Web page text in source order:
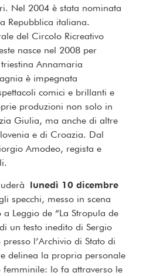
Nel 2004 è stata nominata
Repubblica italiana.
del Circolo Ricreativo
nasce nel 2008 per
Annamaria
è impegnata
comici e brillanti e
produzioni non solo in
Giulia, ma anche di altre
e di Croazia. Dal
Amodeo, regista e
lunedì 10 dicembre
specchi, messo in scena
Leggio de “La Stropula de
un testo inedito di Sergio
l’Archivio di Stato di
delinea la propria personale
femminile: lo fa attraverso le